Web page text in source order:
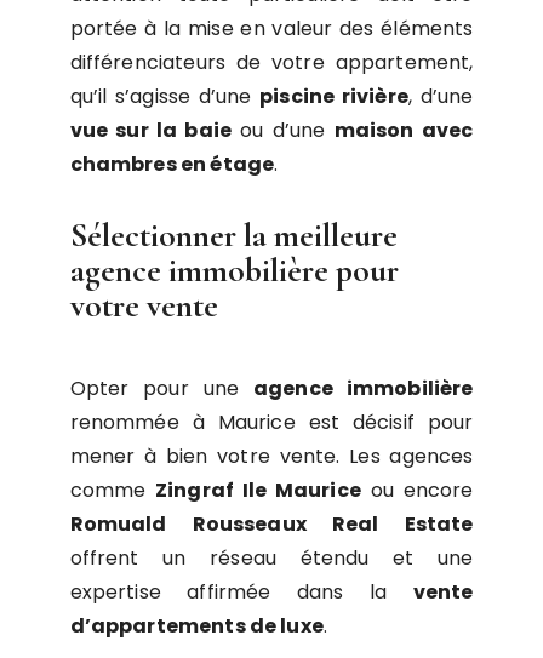
portée à la mise en valeur des éléments
différenciateurs de votre appartement,
qu’il s’agisse d’une piscine rivière, d’une
vue sur la baie ou d’une maison avec
chambres en étage.
Sélectionner la meilleure
agence immobilière pour
votre vente
Opter pour une agence immobilière
renommée à Maurice est décisif pour
mener à bien votre vente. Les agences
comme Zingraf Ile Mauriceou encore
Romuald Rousseaux Real Estate
offrent un réseau étendu et une
expertise affirmée dans la vente
d’appartements de luxe.